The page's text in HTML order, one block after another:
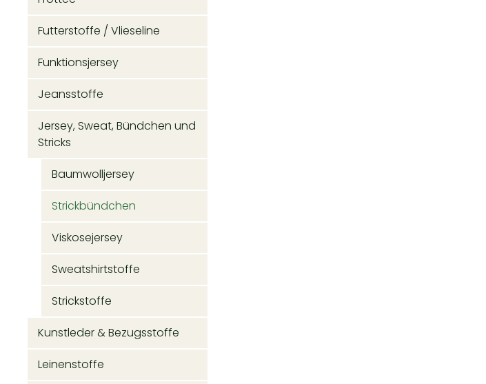
Futterstoffe / Vlieseline
Funktionsjersey
Jeansstoffe
Jersey, Sweat, Bündchen und
Stricks
Baumwolljersey
Strickbündchen
Viskosejersey
Sweatshirtstoffe
Strickstoffe
Kunstleder & Bezugsstoffe
Leinenstoffe